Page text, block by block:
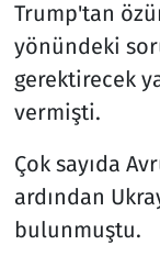
Trump'tan
yönündeki
gerektirecek
vermişti.
Çok sayıda
ardından
bulunmuştu.